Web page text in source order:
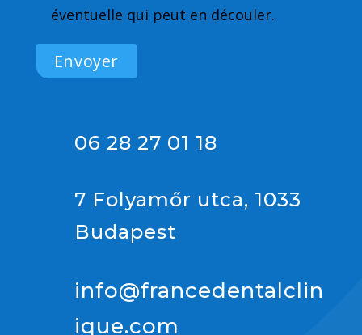
éventuelle qui peut en découler.
06 28 27 01 18
7 Folyamőr utca, 1033
Budapest
info@francedentalclin
ique.com